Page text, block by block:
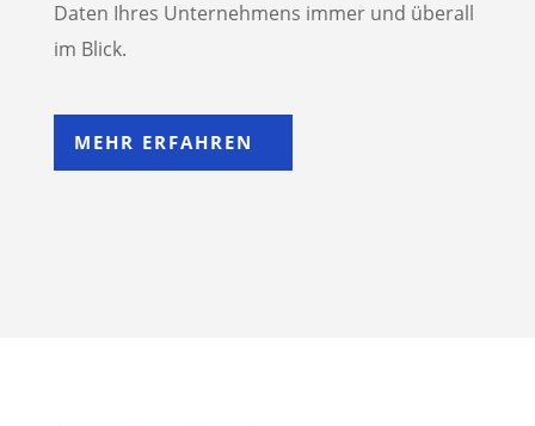
Daten Ihres Unter­nehmens immer und überall
im Blick.
MEHR ERFAHREN